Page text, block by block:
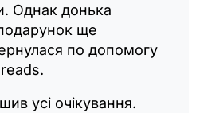
Однак донька
ще
по допомогу
усі очікування.